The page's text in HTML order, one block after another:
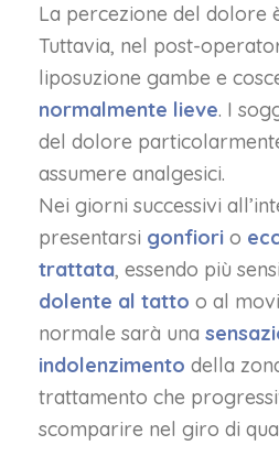
La percezione del dolore
Tuttavia, nel post-
liposuzione gambe e
normalmente lieve. I
del dolore
assumere analgesici.
Nei giorni successivi
presentarsi gonfiori o
trattata, essendo più
dolente al tatto o al
normale sarà una
indolenzimento della
trattamento che
scomparire nel giro di